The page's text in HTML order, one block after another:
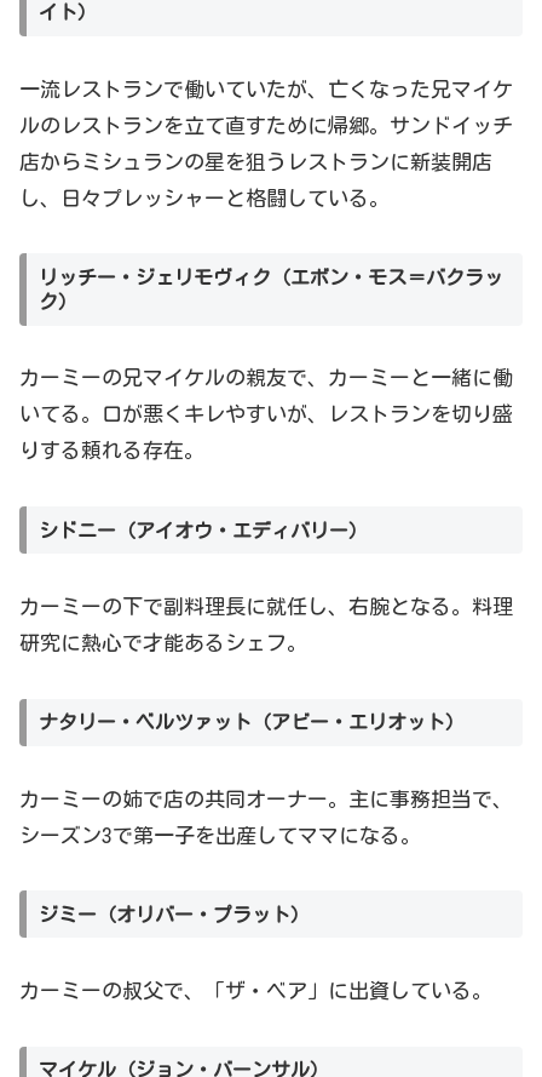
イト）
一流レストランで働いていたが、亡くなった兄マイケ
ルのレストランを立て直すために帰郷。サンドイッチ
店からミシュランの星を狙うレストランに新装開店
し、日々プレッシャーと格闘している。
リッチー・ジェリモヴィク（エボン・モス＝バクラッ
ク）
カーミーの兄マイケルの親友で、カーミーと一緒に働
いてる。口が悪くキレやすいが、レストランを切り盛
りする頼れる存在。
シドニー（アイオウ・エディバリー）
カーミーの下で副料理長に就任し、右腕となる。料理
研究に熱心で才能あるシェフ。
ナタリー・ベルツァット（アビー・エリオット）
カーミーの姉で店の共同オーナー。主に事務担当で、
シーズン3で第一子を出産してママになる。
ジミー（オリバー・プラット）
カーミーの叔父で、「ザ・ベア」に出資している。
マイケル（ジョン・バーンサル）